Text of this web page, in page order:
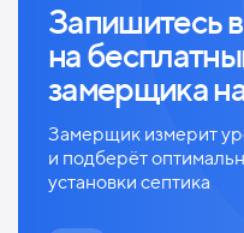
Запишитесь
на
замерщика
Замерщик измерит
и подберёт
установки септика